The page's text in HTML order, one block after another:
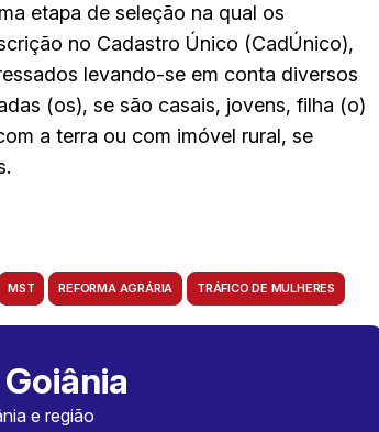
etapa de seleção na qual os
no Cadastro Único (CadÚnico),
levando-se em conta diversos
(os), se são casais, jovens, filha (o)
a terra ou com imóvel rural, se
MST REFORMA AGRÁRIA TRÁFICO DE MULHERES
e região